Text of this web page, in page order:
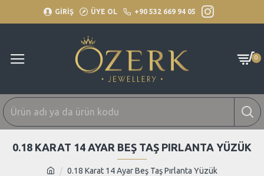
GİRİŞ ÜYE OL +90 532 669 94 05
0
0.18 Karat 14 Ayar Beş Taş Pırlanta Yüzük
0.18 KARAT 14 AYAR BEŞ TAŞ PIRLANTA YÜZÜK